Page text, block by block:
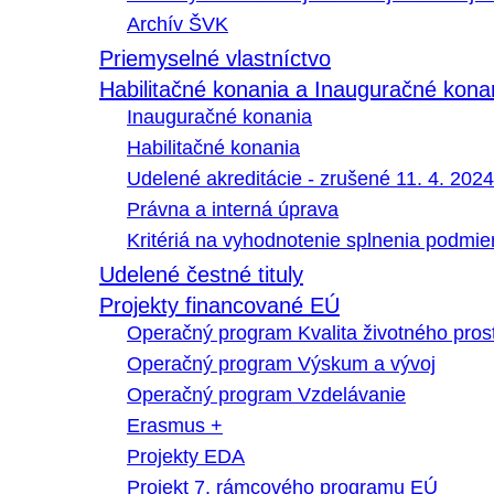
Archív ŠVK
Priemyselné vlastníctvo
Habilitačné konania a Inauguračné
Inauguračné konania
Habilitačné konania
Udelené akreditácie - zrušené 11. 4. 2024
Právna a interná úprava
Kritériá na vyhodnotenie splnenia
Udelené čestné tituly
Projekty financované EÚ
Operačný program Kvalita životného
Operačný program Výskum a vývoj
Operačný program Vzdelávanie
Erasmus +
Projekty EDA
Projekt 7. rámcového programu EÚ